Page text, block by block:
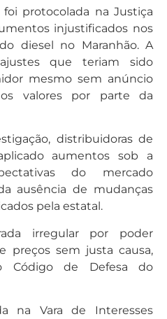
protocolada na Justiça
injustificados nos
diesel no Maranhão. A
que teriam sido
mesmo sem anúncio
valores por parte da
distribuidoras de
aumentos sob a
do mercado
ausência de mudanças
pela estatal.
irregular por poder
preços sem justa causa,
Código de Defesa do
na Vara de Interesses